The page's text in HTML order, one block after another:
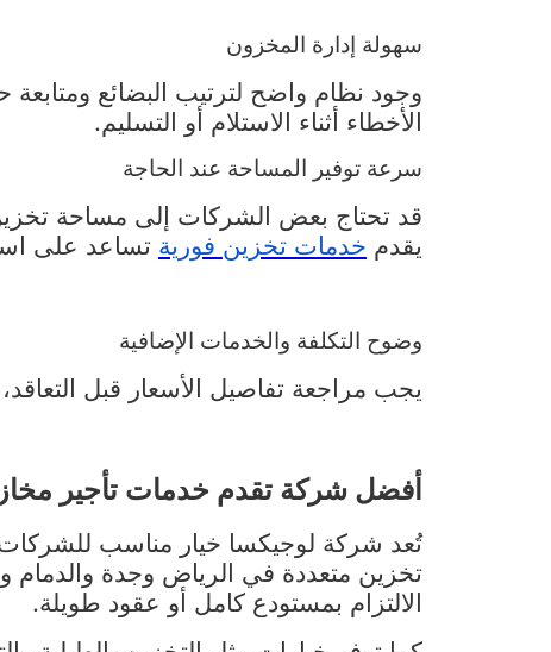
سهولة إدارة المخزون
وجود نظام واضح لترتيب البضائع
الأخطاء أثناء الاستلام أو التسليم.
سرعة توفير المساحة عند الحاجة
قد تحتاج بعض الشركات إلى مساحة
يقدم خدمات تخزين فورية تساعد على
وضوح التكلفة والخدمات الإضافية
يجب مراجعة تفاصيل الأسعار قبل
أفضل شركة تقدم خدمات تأجير
تُعد شركة لوجيكسا خيار مناسب
تخزين متعددة في الرياض وجدة
الالتزام بمستودع كامل أو عقود طويلة.